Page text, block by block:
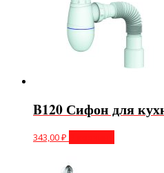
B120 Сифон для
343,00₽